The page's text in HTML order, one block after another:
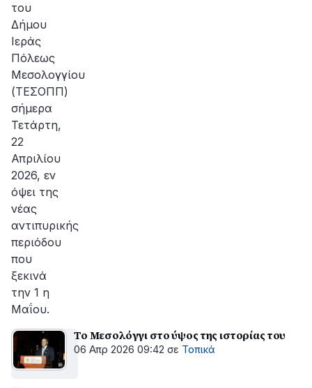
του
Δήμου
Ιεράς
Πόλεως
Μεσολογγίου
(ΤΕΣΟΠΠ)
σήμερα
Τετάρτη,
22
Απριλίου
2026, εν
όψει της
νέας
αντιπυρικής
περιόδου
που
ξεκινά
την 1 η
Μαΐου.
Το Μεσολόγγι στο ύψος της ιστορίας του
06 Απρ 2026 09:42 σε Τοπικά